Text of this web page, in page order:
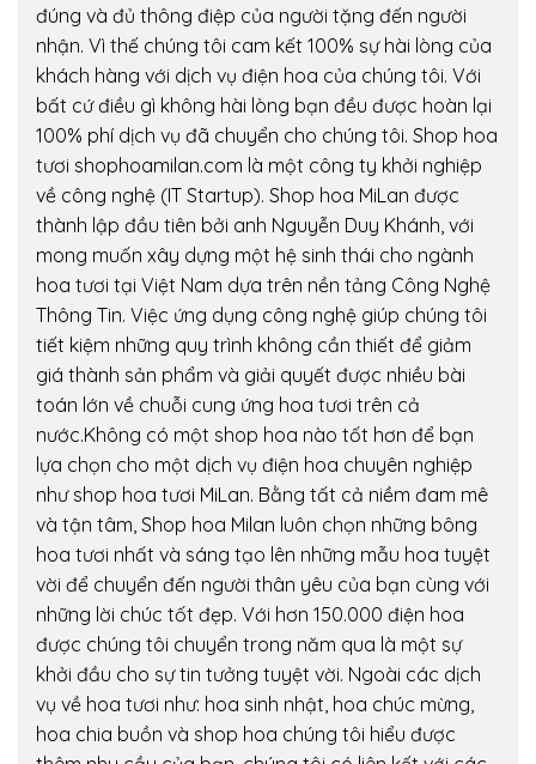
đúng và đủ thông điệp của người tặng đến người
nhận. Vì thế chúng tôi cam kết 100% sự hài lòng của
khách hàng với dịch vụ điện hoa của chúng tôi. Với
bất cứ điều gì không hài lòng bạn đều được hoàn lại
100% phí dịch vụ đã chuyển cho chúng tôi. Shop hoa
tươi shophoamilan.com là một công ty khởi nghiệp
về công nghệ (IT Startup). Shop hoa MiLan được
thành lập đầu tiên bởi anh Nguyễn Duy Khánh, với
mong muốn xây dựng một hệ sinh thái cho ngành
hoa tươi tại Việt Nam dựa trên nền tảng Công Nghệ
Thông Tin. Việc ứng dụng công nghệ giúp chúng tôi
tiết kiệm những quy trình không cần thiết để giảm
giá thành sản phẩm và giải quyết được nhiều bài
toán lớn về chuỗi cung ứng hoa tươi trên cả
nước.Không có một shop hoa nào tốt hơn để bạn
lựa chọn cho một dịch vụ điện hoa chuyên nghiệp
như shop hoa tươi MiLan. Bằng tất cả niềm đam mê
và tận tâm, Shop hoa Milan luôn chọn những bông
hoa tươi nhất và sáng tạo lên những mẫu hoa tuyệt
vời để chuyển đến người thân yêu của bạn cùng với
những lời chúc tốt đẹp. Với hơn 150.000 điện hoa
được chúng tôi chuyển trong năm qua là một sự
khởi đầu cho sự tin tưởng tuyệt vời. Ngoài các dịch
vụ về hoa tươi như: hoa sinh nhật, hoa chúc mừng,
hoa chia buồn và shop hoa chúng tôi hiểu được